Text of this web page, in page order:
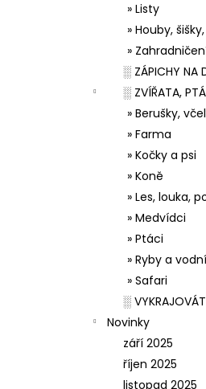
» Listy
» Houby,
»
░ ZÁPICHY NA
░ ZVÍŘATA,
» Berušky,
» Farma
» Kočky a psi
» Koně
» Les, louka,
» Medvídci
» Ptáci
» Ryby a
» Safari
░
Novinky
září 2025
říjen 2025
listopad 2025